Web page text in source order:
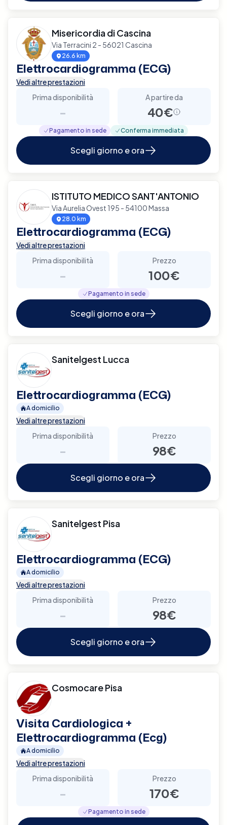
Misericordia di Cascina
Via Terracini 2 - 56021 Cascina
26.6 km
Elettrocardiogramma (ECG)
Vedi altre prestazioni
Prima disponibilità
-
A partire da
40€
Pagamento in sede Conferma immediata
Scegli giorno e ora
ISTITUTO MEDICO SANT'ANTONIO
Via Aurelia Ovest 195 - 54100 Massa
28.0 km
Elettrocardiogramma (ECG)
Vedi altre prestazioni
Prima disponibilità
-
Prezzo
100€
Pagamento in sede
Scegli giorno e ora
Sanitelgest Lucca
Elettrocardiogramma (ECG)
A domicilio
Vedi altre prestazioni
Prima disponibilità
-
Prezzo
98€
Scegli giorno e ora
Sanitelgest Pisa
Elettrocardiogramma (ECG)
A domicilio
Vedi altre prestazioni
Prima disponibilità
-
Prezzo
98€
Scegli giorno e ora
Cosmocare Pisa
Visita Cardiologica +
Elettrocardiogramma (Ecg)
A domicilio
Vedi altre prestazioni
Prima disponibilità
-
Prezzo
170€
Pagamento in sede